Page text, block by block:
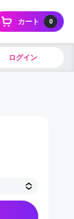
0
カート
ログイン